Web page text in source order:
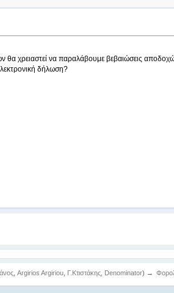
θα χρειαστεί να παραλάβουμε βεβαιώσεις
δήλωση?
, Argirios Argiriou, Γ.Κτιστάκης, Denominator) →